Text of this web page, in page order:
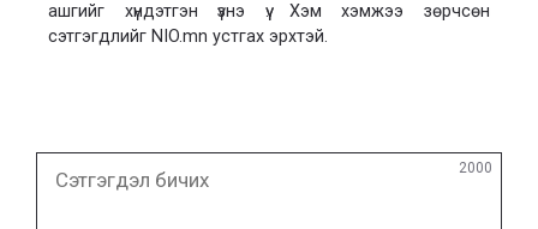
ашгийг хүндэтгэн үзнэ үү. Хэм хэмжээ зөрчсөн
сэтгэгдлийг NIO.mn устгах эрхтэй.
2000